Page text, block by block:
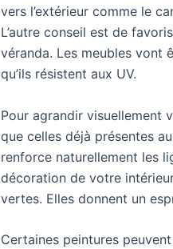
vers l’extérieur comme le
L’autre conseil est de
véranda. Les meubles vont
qu’ils résistent aux UV.
Pour agrandir visuellement
que celles déjà présentes
renforce naturellement les
décoration de votre
vertes. Elles donnent un
Certaines peintures